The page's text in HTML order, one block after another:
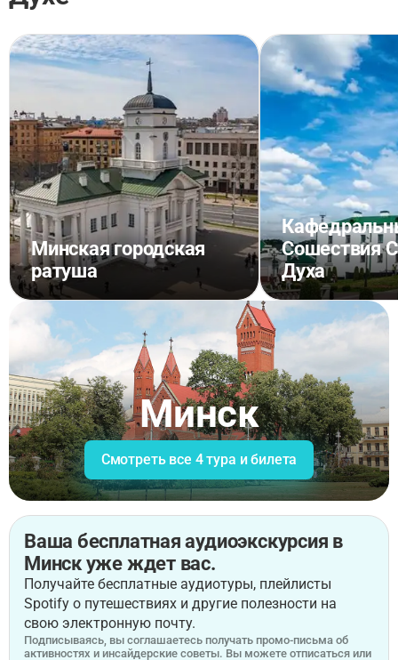
Минская городская
ратуша
Сошествия
Духа
Минск
Смотреть все 4 тура и билета
Ваша бесплатная аудиоэкскурсия в
Минск уже ждет вас.
Получайте бесплатные аудиотуры, плейлисты
Spotify о путешествиях и другие полезности на
свою электронную почту.
Подписываясь, вы соглашаетесь получать промо-письма об
активностях и инсайдерские советы. Вы можете отписаться или